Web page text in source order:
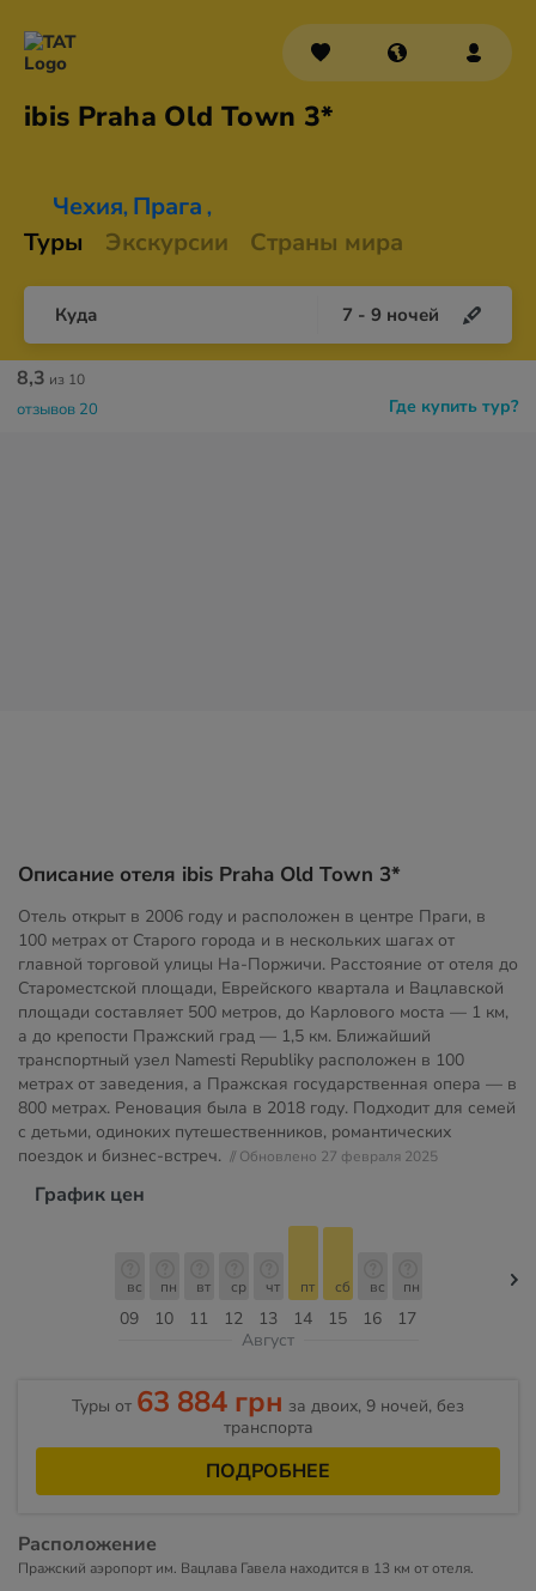
ibis Praha Old Town 3*
Чехия, Прага ,
Туры Экскурсии Страны мира
Куда 7 - 9 ночей
Где купить тур?
8,3 из 10
отзывов 20
Описание отеля ibis Praha Old Town 3*
Отель открыт в 2006 году и расположен в центре Праги, в
100 метрах от Старого города и в нескольких шагах от
главной торговой улицы На-Поржичи. Расстояние от отеля до
Староместской площади, Еврейского квартала и Вацлавской
площади составляет 500 метров, до Карлового моста — 1 км,
а до крепости Пражский град — 1,5 км. Ближайший
транспортный узел Namesti Republiky расположен в 100
метрах от заведения, а Пражская государственная опера — в
800 метрах. Реновация была в 2018 году. Подходит для семей
с детьми, одиноких путешественников, романтических
поездок и бизнес-встреч. // Обновлено 27 февраля 2025
График цен
09
вс
10
пн
11
вт
12
ср
13
чт
14
пт
15
сб
16
вс
17
пн
Август
Туры от 63 884 грн за двоих, 9 ночей, без
транспорта
ПОДРОБНЕЕ
Расположение
Пражский аэропорт им. Вацлава Гавела находится в 13 км от отеля.